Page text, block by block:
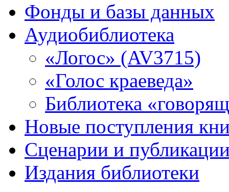
Фонды и базы данных
Аудиобиблиотека
«Логос» (AV3715)
«Голос краеведа»
Библиотека
Новые поступления
Сценарии и
Издания библиотеки